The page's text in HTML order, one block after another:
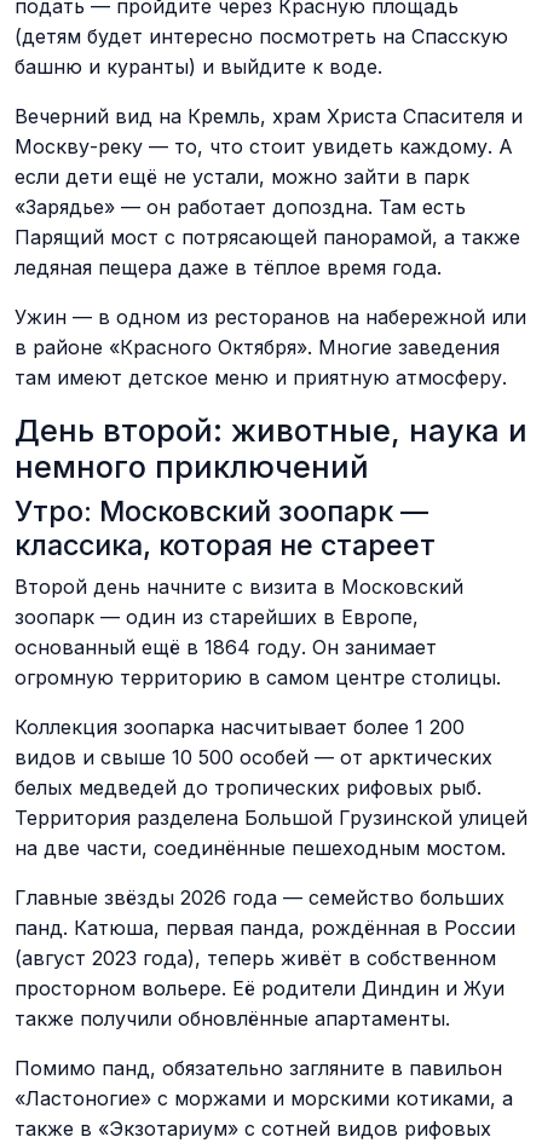
подать — пройдите через Красную площадь
(детям будет интересно посмотреть на Спасскую
башню и куранты) и выйдите к воде.
Вечерний вид на Кремль, храм Христа Спасителя и
Москву-реку — то, что стоит увидеть каждому. А
если дети ещё не устали, можно зайти в парк
«Зарядье» — он работает допоздна. Там есть
Парящий мост с потрясающей панорамой, а также
ледяная пещера даже в тёплое время года.
Ужин — в одном из ресторанов на набережной или
в районе «Красного Октября». Многие заведения
там имеют детское меню и приятную атмосферу.
День второй: животные, наука и
немного приключений
Утро: Московский зоопарк —
классика, которая не стареет
Второй день начните с визита в Московский
зоопарк — один из старейших в Европе,
основанный ещё в 1864 году. Он занимает
огромную территорию в самом центре столицы.
Коллекция зоопарка насчитывает более 1 200
видов и свыше 10 500 особей — от арктических
белых медведей до тропических рифовых рыб.
Территория разделена Большой Грузинской улицей
на две части, соединённые пешеходным мостом.
Главные звёзды 2026 года — семейство больших
панд. Катюша, первая панда, рождённая в России
(август 2023 года), теперь живёт в собственном
просторном вольере. Её родители Диндин и Жуи
также получили обновлённые апартаменты.
Помимо панд, обязательно загляните в павильон
«Ластоногие» с моржами и морскими котиками, а
также в «Экзотариум» с сотней видов рифовых